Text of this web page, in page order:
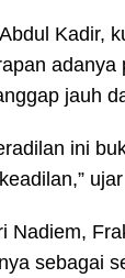
Kadir,
jauh
ini
Nadiem,
sebagai